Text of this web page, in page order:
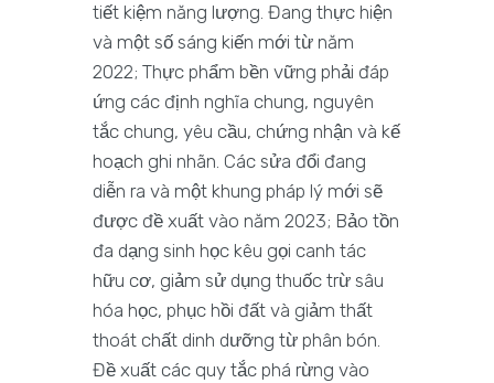
tiết kiệm năng lượng. Đang thực hiện
và một số sáng kiến mới từ năm
2022; Thực phẩm bền vững phải đáp
ứng các định nghĩa chung, nguyên
tắc chung, yêu cầu, chứng nhận và kế
hoạch ghi nhãn. Các sửa đổi đang
diễn ra và một khung pháp lý mới sẽ
được đề xuất vào năm 2023; Bảo tồn
đa dạng sinh học kêu gọi canh tác
hữu cơ, giảm sử dụng thuốc trừ sâu
hóa học, phục hồi đất và giảm thất
thoát chất dinh dưỡng từ phân bón.
Đề xuất các quy tắc phá rừng vào